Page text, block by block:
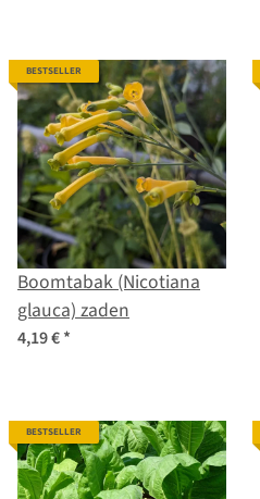
BESTSELLER
Boomtabak (Nicotiana
glauca) zaden
4,19 €*
BESTSELLER